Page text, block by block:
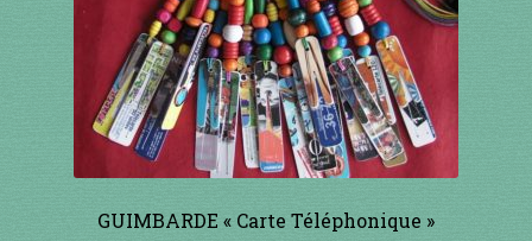
GUIMBARDE « Carte Téléphonique »